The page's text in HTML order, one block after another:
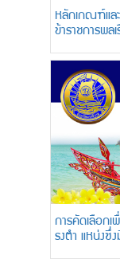
หลักเกณฑ์แล
ข้าราชการพ
การคัดเลือก
รงตำ แหน่ง